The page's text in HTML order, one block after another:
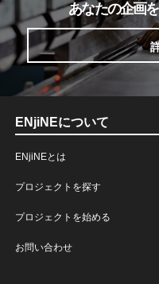
あなたの企画
ENjiNEについて
ENjiNEとは
プロジェクトを探す
プロジェクトを始める
お問い合わせ